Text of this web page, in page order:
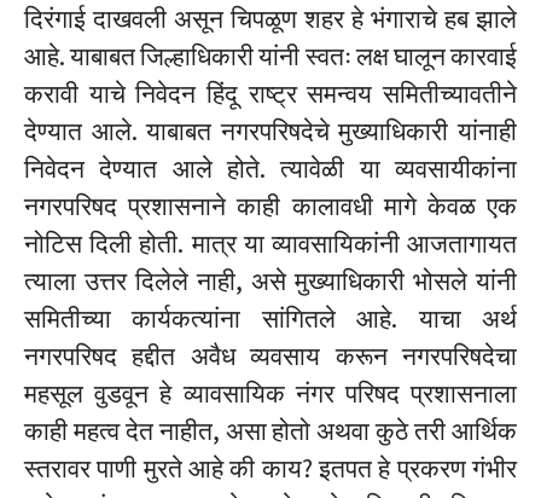
दिरंगाई दाखवली असून चिपळूण शहर हे भंगाराचे हब झाले
आहे. याबाबत जिल्हाधिकारी यांनी स्वतः लक्ष घालून कारवाई
करावी याचे निवेदन हिंदू राष्ट्र समन्वय समितीच्यावतीने
देण्यात आले. याबाबत नगरपरिषदेचे मुख्याधिकारी यांनाही
निवेदन देण्यात आले होते. त्यावेळी या व्यवसायीकांना
नगरपरिषद प्रशासनाने काही कालावधी मागे केवळ एक
नोटिस दिली होती. मात्र या व्यावसायिकांनी आजतागायत
त्याला उत्तर दिलेले नाही, असे मुख्याधिकारी भोसले यांनी
समितीच्या कार्यकत्यांना सांगितले आहे. याचा अर्थ
नगरपरिषद हद्दीत अवैध व्यवसाय करून नगरपरिषदेचा
महसूल वुडवून हे व्यावसायिक नंगर परिषद प्रशासनाला
काही महत्व देत नाहीत, असा होतो अथवा कुठे तरी आर्थिक
स्तरावर पाणी मुरते आहे की काय? इतपत हे प्रकरण गंभीर